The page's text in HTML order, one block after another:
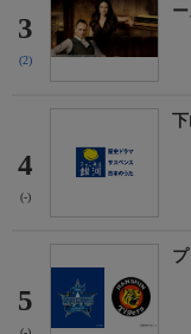
3
(2)
4
(-)
5